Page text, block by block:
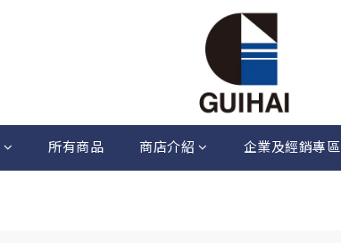
所有商品 商店介紹 企業及經銷專區